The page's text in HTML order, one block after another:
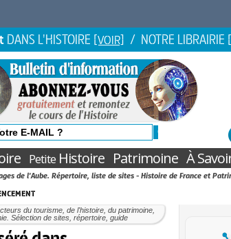
DANS L'HISTOIRE [VOIR] / NOTRE LIBRAIRIE
PetiteHistoire Patrimoine À
de l'Aube. Répertoire, liste de sites - Histoire de France et
du tourisme, de l'histoire, du patrimoine,
Sélection de sites, répertoire, guide